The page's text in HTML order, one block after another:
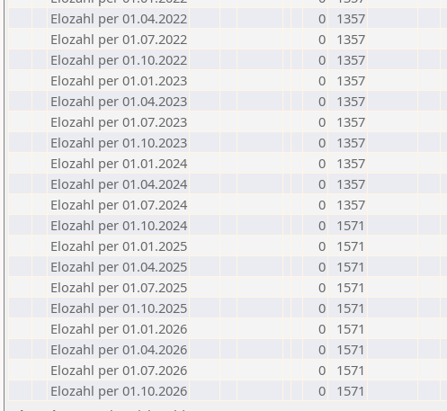
Elozahl per 01.04.2022
0
1357
Elozahl per 01.07.2022
0
1357
Elozahl per 01.10.2022
0
1357
Elozahl per 01.01.2023
0
1357
Elozahl per 01.04.2023
0
1357
Elozahl per 01.07.2023
0
1357
Elozahl per 01.10.2023
0
1357
Elozahl per 01.01.2024
0
1357
Elozahl per 01.04.2024
0
1357
Elozahl per 01.07.2024
0
1357
Elozahl per 01.10.2024
0
1571
Elozahl per 01.01.2025
0
1571
Elozahl per 01.04.2025
0
1571
Elozahl per 01.07.2025
0
1571
Elozahl per 01.10.2025
0
1571
Elozahl per 01.01.2026
0
1571
Elozahl per 01.04.2026
0
1571
Elozahl per 01.07.2026
0
1571
Elozahl per 01.10.2026
0
1571